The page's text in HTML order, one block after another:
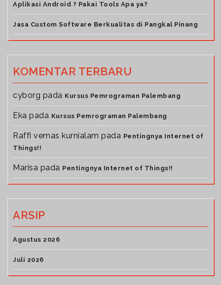
Aplikasi Android ? Pakai Tools Apa ya?
Jasa Custom Software Berkualitas di Pangkal Pinang
KOMENTAR TERBARU
cyborg pada Kursus Pemrograman Palembang
Eka pada Kursus Pemrograman Palembang
Raffi vemas kurnialam pada Pentingnya Internet of
Things!!
Marisa pada Pentingnya Internet of Things!!
ARSIP
Agustus 2026
Juli 2026